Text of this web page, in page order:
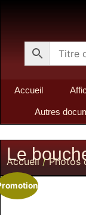
Accueil
Autres
Le
Accueil/Photos